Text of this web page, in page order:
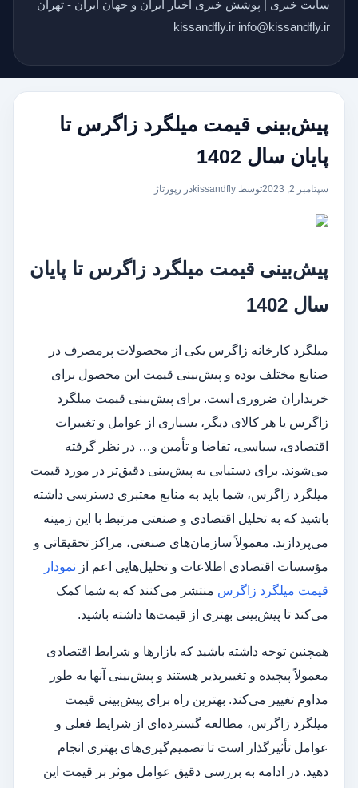
سایت خبری | پوشش خبری اخبار ایران و جهان ایران - تهران
kissandfly.ir info@kissandfly.ir
پیش‌بینی قیمت میلگرد زاگرس تا
پایان سال 1402
سپتامبر 2, 2023 توسط kissandfly در رپورتاژ
پیش‌بینی قیمت میلگرد زاگرس تا پایان
سال 1402
میلگرد کارخانه زاگرس یکی از محصولات پرمصرف در
صنایع مختلف بوده و پیش‌بینی قیمت این محصول برای
خریداران ضروری است. برای پیش‌بینی قیمت میلگرد
زاگرس یا هر کالای دیگر، بسیاری از عوامل و تغییرات
اقتصادی، سیاسی، تقاضا و تأمین و… در نظر گرفته
می‌شوند. برای دستیابی به پیش‌بینی دقیق‌تر در مورد قیمت
میلگرد زاگرس، شما باید به منابع معتبری دسترسی داشته
باشید که به تحلیل اقتصادی و صنعتی مرتبط با این زمینه
می‌پردازند. معمولاً سازمان‌های صنعتی، مراکز تحقیقاتی و
مؤسسات اقتصادی اطلاعات و تحلیل‌هایی اعم از نمودار
قیمت میلگرد زاگرس منتشر می‌کنند که به شما کمک
می‌کند تا پیش‌بینی بهتری از قیمت‌ها داشته باشید.
همچنین توجه داشته باشید که بازارها و شرایط اقتصادی
معمولاً پیچیده و تغییرپذیر هستند و پیش‌بینی آنها به طور
مداوم تغییر می‌کند. بهترین راه برای پیش‌بینی قیمت
میلگرد زاگرس، مطالعه گسترده‌ای از شرایط فعلی و
عوامل تأثیرگذار است تا تصمیم‌گیری‌های بهتری انجام
دهید. در ادامه به بررسی دقیق عوامل موثر بر قیمت این